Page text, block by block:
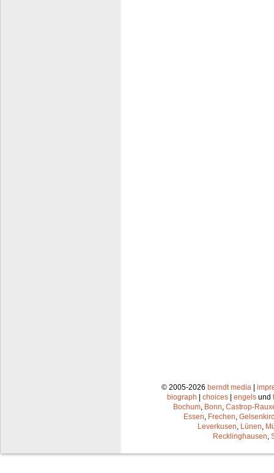
© 2005-2026 berndt media |
biograph | choices | engels und
Bochum Bonn Castrop-
Essen Frechen
Leverkusen Lünen
Recklinghausen